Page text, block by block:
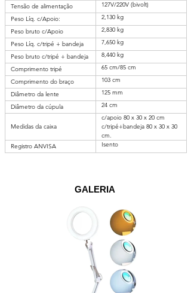
Tensão de alimentação
127V/220V (bivolt)
Peso Líq. c/Apoio:
2,130 kg
Peso bruto c/Apoio
2,830 kg
Peso Líq. c/tripé + bandeja
7,650 kg
Peso bruto c/tripé + bandeja
8,440 kg
Comprimento tripé
65 cm/85 cm
Comprimento do braço
103 cm
Diâmetro da lente
125 mm
Diâmetro da cúpula
24 cm
Medidas da caixa
c/apoio 80 x 30 x 20 cm
c/tripé+bandeja 80 x 30 x 30
cm.
Registro ANVISA
Isento
GALERIA